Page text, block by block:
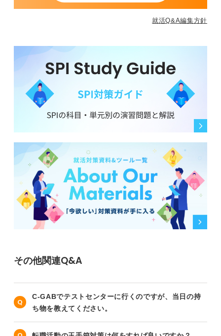
就活Q&A編集方針
その他関連Q&A
C-GABでテストセンターに行くのですが、当日の持
ち物を教えてください。